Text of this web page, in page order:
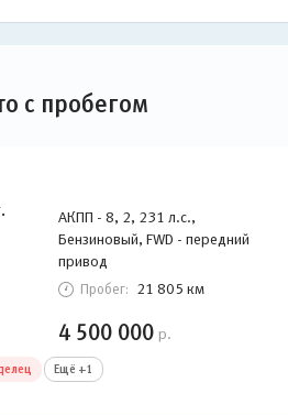
с пробегом
АКПП - 8, 2, 231 л.с.,
Бензиновый, FWD - передний
привод
Пробег: 21 805 км
4 500 000 р.
Ещё +1